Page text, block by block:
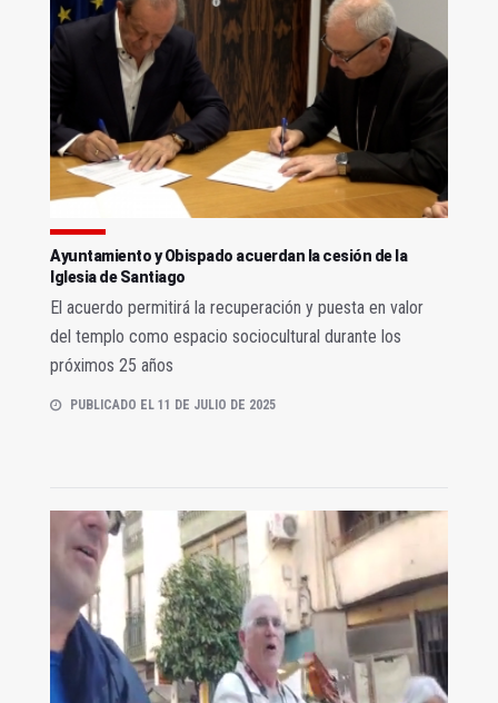
Ayuntamiento y Obispado acuerdan la cesión de la
Iglesia de Santiago
El acuerdo permitirá la recuperación y puesta en valor
del templo como espacio sociocultural durante los
próximos 25 años
PUBLICADO EL 11 DE JULIO DE 2025